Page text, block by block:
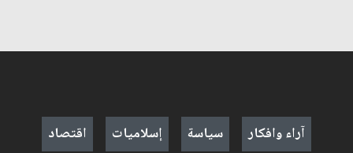
آراء وافكار سياسة إسلاميات اقتصاد